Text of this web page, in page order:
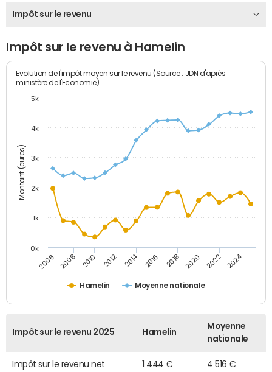
Impôt sur le revenu
Impôt sur le revenu à Hamelin
Montant (euros)
Evolution de l'impôt moyen sur le revenu (Source : JDN d'après
ministère de l'Economie)
Hamelin Moyenne nationale
2006 2008 2010 2012 2014 2016 2018 2020 2022 2024
0k
1k
2k
3k
4k
5k
Impôt sur le revenu 2025 Hamelin
Moyenne
nationale
Impôt sur le revenu net
1 444 € 4 516 €